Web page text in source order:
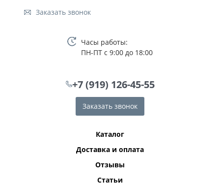
Заказать звонок
Часы работы:
ПН-ПТ с 9:00 до 18:00
+7 (919) 126-45-55
Заказать звонок
Каталог
Доставка и оплата
Отзывы
Статьи